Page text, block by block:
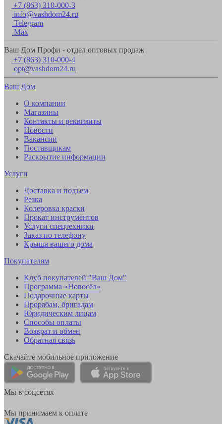
+7 (863) 310-000-3
info@vashdom24.ru
Telegram
Max
Ваш Дом Профи - отдел оптовых продаж
+7 (863) 310-000-4
opt@vashdom24.ru
Ваш Дом
О компании
Магазины
Контакты и реквизиты
Новости
Вакансии
Поставщикам
Раскрытие информации
Услуги
Доставка и подъем
Резка
Колеровка краски
Прокат инструментов
Услуги спецтехники
Заказ по телефону
Крыша вашего дома
Покупателям
Клуб покупателей "Ваш Дом"
Программа «Новосёл»
Подарочные карты
Прорабам, бригадам
Юридическим лицам
Способы оплаты
Возврат и обмен
Обратная связь
Скачайте мобильное приложение
Мы в соцсетях
Мы принимаем к оплате